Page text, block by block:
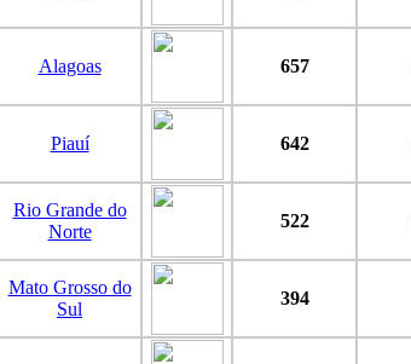
Alagoas 657
Piauí 642
Rio Grande do
Norte
522
Mato Grosso do
Sul
394